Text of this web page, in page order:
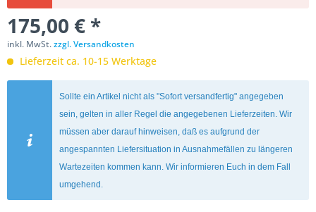
175,00 € *
inkl. MwSt.zzgl. Versandkosten
Lieferzeit ca. 10-15 Werktage
Sollte ein Artikel nicht als "Sofort versandfertig" angegeben
sein, gelten in aller Regel die angegebenen Lieferzeiten. Wir
müssen aber darauf hinweisen, daß es aufgrund der
angespannten Liefersituation in Ausnahmefällen zu längeren
Wartezeiten kommen kann. Wir informieren Euch in dem Fall
umgehend.